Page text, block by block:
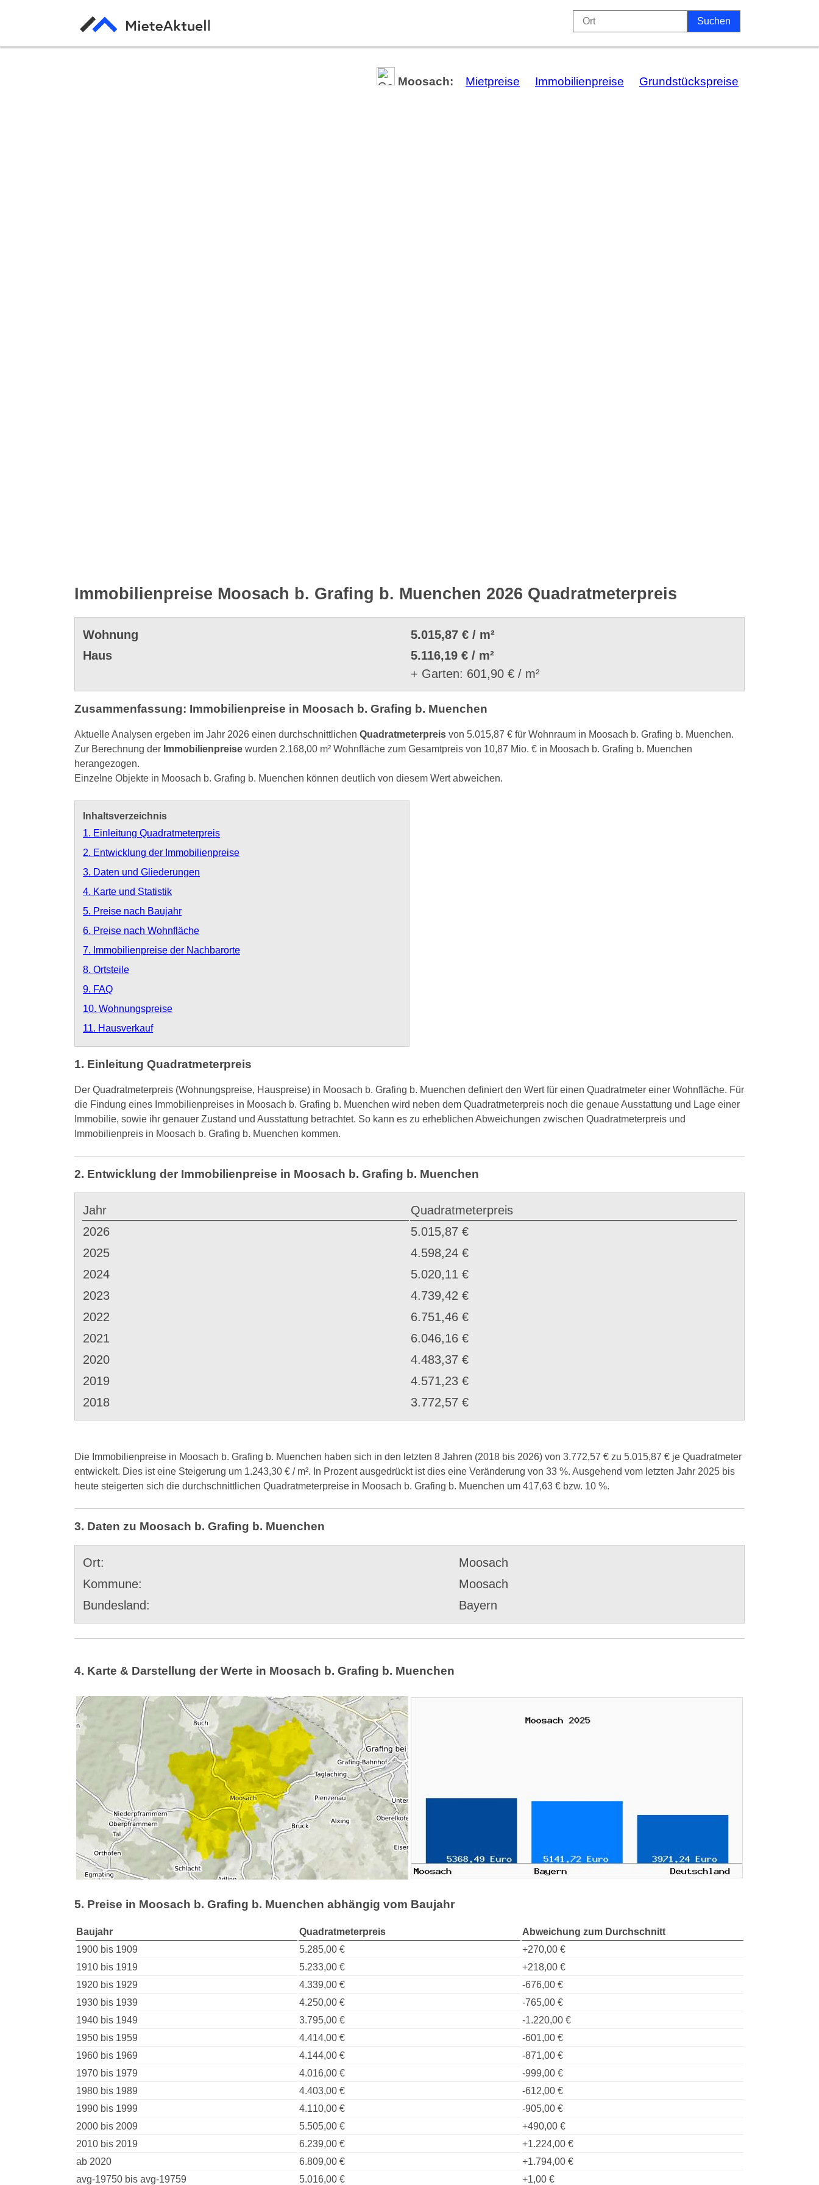
Moosach: Mietpreise Immobilienpreise Grundstückspreise
Immobilienpreise Moosach b. Grafing b. Muenchen 2026 Quadratmeterpreis
Wohnung
5.015,87 € / m²
Haus
5.116,19 € / m²
+ Garten: 601,90 € / m²
Zusammenfassung: Immobilienpreise in Moosach b. Grafing b. Muenchen
Aktuelle Analysen ergeben im Jahr 2026 einen durchschnittlichen Quadratmeterpreis von 5.015,87 € für Wohnraum in Moosach b. Grafing b. Muenchen.
Zur Berechnung der Immobilienpreise wurden 2.168,00 m² Wohnfläche zum Gesamtpreis von 10,87 Mio. € in Moosach b. Grafing b. Muenchen
herangezogen.
Einzelne Objekte in Moosach b. Grafing b. Muenchen können deutlich von diesem Wert abweichen.
Inhaltsverzeichnis
1. Einleitung Quadratmeterpreis
2. Entwicklung der Immobilienpreise
3. Daten und Gliederungen
4. Karte und Statistik
5. Preise nach Baujahr
6. Preise nach Wohnfläche
7. Immobilienpreise der Nachbarorte
8. Ortsteile
9. FAQ
10. Wohnungspreise
11. Hausverkauf
1. Einleitung Quadratmeterpreis
Der Quadratmeterpreis (Wohnungspreise, Hauspreise) in Moosach b. Grafing b. Muenchen definiert den Wert für einen Quadratmeter einer Wohnfläche. Für
die Findung eines Immobilienpreises in Moosach b. Grafing b. Muenchen wird neben dem Quadratmeterpreis noch die genaue Ausstattung und Lage einer
Immobilie, sowie ihr genauer Zustand und Ausstattung betrachtet. So kann es zu erheblichen Abweichungen zwischen Quadratmeterpreis und
Immobilienpreis in Moosach b. Grafing b. Muenchen kommen.
2. Entwicklung der Immobilienpreise in Moosach b. Grafing b. Muenchen
Jahr
Quadratmeterpreis
2026
5.015,87 €
2025
4.598,24 €
2024
5.020,11 €
2023
4.739,42 €
2022
6.751,46 €
2021
6.046,16 €
2020
4.483,37 €
2019
4.571,23 €
2018
3.772,57 €
Die Immobilienpreise in Moosach b. Grafing b. Muenchen haben sich in den letzten 8 Jahren (2018 bis 2026) von 3.772,57 € zu 5.015,87 € je Quadratmeter
entwickelt. Dies ist eine Steigerung um 1.243,30 € / m². In Prozent ausgedrückt ist dies eine Veränderung von 33 %. Ausgehend vom letzten Jahr 2025 bis
heute steigerten sich die durchschnittlichen Quadratmeterpreise in Moosach b. Grafing b. Muenchen um 417,63 € bzw. 10 %.
3. Daten zu Moosach b. Grafing b. Muenchen
Ort:
Moosach
Kommune:
Moosach
Bundesland:
Bayern
4. Karte & Darstellung der Werte in Moosach b. Grafing b. Muenchen
5. Preise in Moosach b. Grafing b. Muenchen abhängig vom Baujahr
Baujahr Quadratmeterpreis
Abweichung zum Durchschnitt
1900 bis 1909
5.285,00 €
+270,00 €
1910 bis 1919
5.233,00 €
+218,00 €
1920 bis 1929
4.339,00 €
-676,00 €
1930 bis 1939
4.250,00 €
-765,00 €
1940 bis 1949
3.795,00 €
-1.220,00 €
1950 bis 1959
4.414,00 €
-601,00 €
1960 bis 1969
4.144,00 €
-871,00 €
1970 bis 1979
4.016,00 €
-999,00 €
1980 bis 1989
4.403,00 €
-612,00 €
1990 bis 1999
4.110,00 €
-905,00 €
2000 bis 2009
5.505,00 €
+490,00 €
2010 bis 2019
6.239,00 €
+1.224,00 €
ab 2020
6.809,00 €
+1.794,00 €
avg-19750 bis avg-19759
5.016,00 € +1,00 €